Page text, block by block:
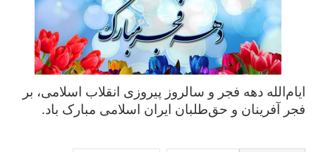
ایام‌الله دهه فجر و سالروز پیروزی انقلاب اسلامی، بر
فجر آفرینان و حق‌طلبان ایران اسلامی مبارک باد.